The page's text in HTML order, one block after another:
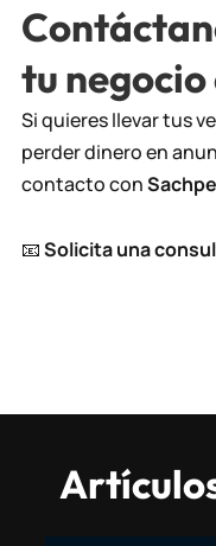
tu
Si quieres llevar tus
perder dinero en
contacto con
📧Solicita una